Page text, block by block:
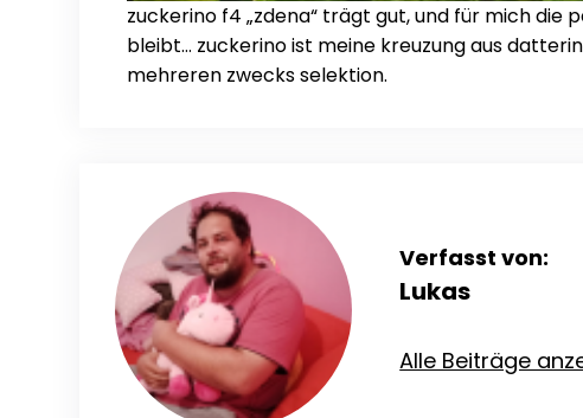
zuckerino f4 „zdena“ trägt gut, und für mich
bleibt… zuckerino ist meine kreuzung aus
mehreren zwecks selektion.
Verfasst von:
Lukas
Alle Beiträge